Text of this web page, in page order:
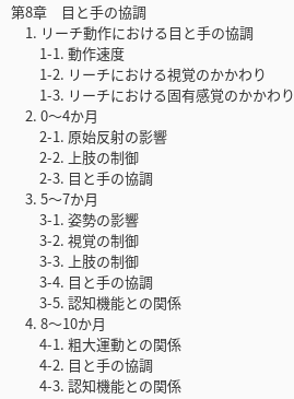
第8章 目と手の協調
1. リーチ動作における目と手の協調
1-1. 動作速度
1-2. リーチにおける視覚のかかわり
1-3. リーチにおける固有感覚のかかわり
2. 0〜4か月
2-1. 原始反射の影響
2-2. 上肢の制御
2-3. 目と手の協調
3. 5〜7か月
3-1. 姿勢の影響
3-2. 視覚の制御
3-3. 上肢の制御
3-4. 目と手の協調
3-5. 認知機能との関係
4. 8〜10か月
4-1. 粗大運動との関係
4-2. 目と手の協調
4-3. 認知機能との関係